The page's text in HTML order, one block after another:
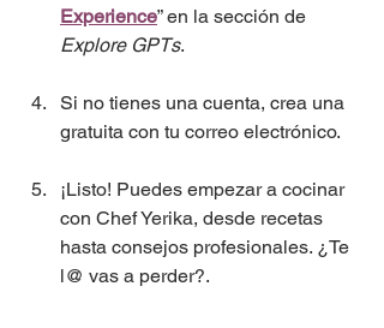
Experience” en la sección de
Explore GPTs.
Si no tienes una cuenta, crea una
gratuita con tu correo electrónico.
¡Listo! Puedes empezar a cocinar
con Chef Yerika, desde recetas
hasta consejos profesionales. ¿Te
l@ vas a perder?.